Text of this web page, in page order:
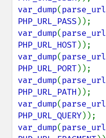
var_dump(parse_url
PHP_URL_PASS
var_dump(parse_url
PHP_URL_HOST
var_dump(parse_url
PHP_URL_PORT
var_dump(parse_url
PHP_URL_PATH
var_dump(parse_url
PHP_URL_QUERY
var_dump(parse_url